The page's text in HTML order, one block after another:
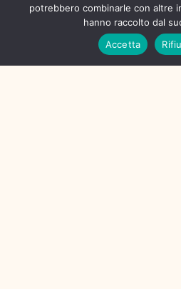
potrebbero combinarle con altre
hanno raccolto dal
Accetta